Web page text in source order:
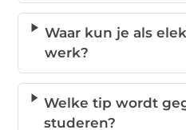
Waar kun je als
werk?
Welke tip wordt
studeren?